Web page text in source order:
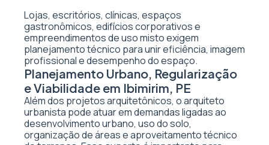
Lojas, escritórios, clínicas, espaços
gastronômicos, edifícios corporativos e
empreendimentos de uso misto exigem
planejamento técnico para unir eficiência, imagem
profissional e desempenho do espaço.
Planejamento Urbano, Regularização
e Viabilidade em Ibimirim, PE
Além dos projetos arquitetônicos, o arquiteto
urbanista pode atuar em demandas ligadas ao
desenvolvimento urbano, uso do solo,
organização de áreas e aproveitamento técnico